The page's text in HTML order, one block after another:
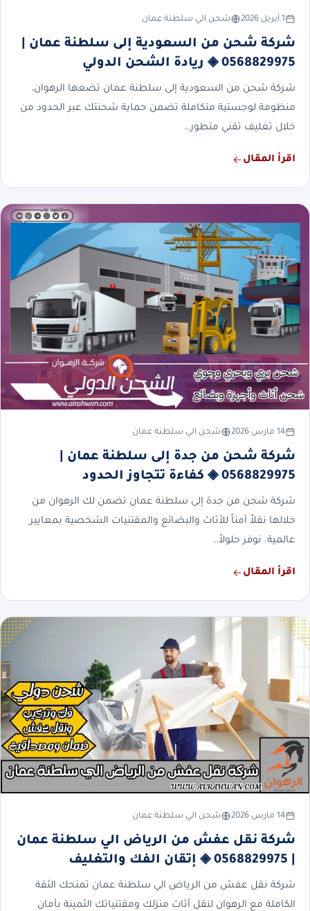
1 أبريل 2026 شحن الي سلطنة عمان
شركة شحن من السعودية إلى سلطنة عمان |
0568829975 ◈ ريادة الشحن الدولي
شركة شحن من السعودية إلى سلطنة عمان تضعها الرهوان،
منظومة لوجستية متكاملة تضمن حماية شحنتك عبر الحدود من
خلال تغليف تقني متطور…
اقرأ المقال
14 مارس 2026 شحن الي سلطنة عمان
شركة شحن من جدة إلى سلطنة عمان |
0568829975 ◈ كفاءة تتجاوز الحدود
شركة شحن من جدة إلى سلطنة عمان تضمن لك الرهوان من
خلالها نقلاً آمناً للأثاث والبضائع والمقتنيات الشخصية بمعايير
عالمية. نوفر حلولاً…
اقرأ المقال
14 مارس 2026 شحن الي سلطنة عمان
شركة نقل عفش من الرياض الي سلطنة عمان
شركة نقل عفش من الرياض الي سلطنة عمان تمنحك الثقة
الكاملة مع الرهوان لنقل أثاث منزلك ومقتنياتك الثمينة بأمان